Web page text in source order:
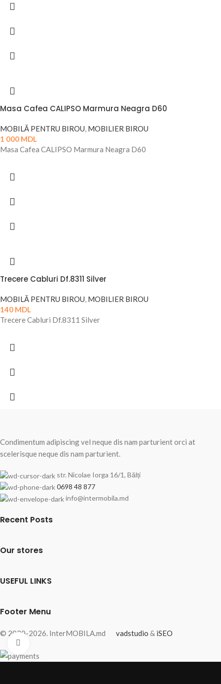
Masa Cafea CALIPSO Marmura Neagra D60
MOBILĂ PENTRU BIROU, MOBILIER BIROU
1 000 MDL
Masa Cafea CALIPSO Marmura Neagra D60
Trecere Cabluri Df.8311 Silver
MOBILĂ PENTRU BIROU, MOBILIER BIROU
140 MDL
Trecere Cabluri Df.8311 Silver
Condimentum adipiscing vel neque dis nam parturient orci at
scelerisque neque dis nam parturient.
str. Nicolae Iorga 16/1, Bălți
0698 48 877
info@intermobila.md
Recent Posts
Our stores
USEFUL LINKS
Footer Menu
© 2020-2026. InterMOBILA.md vadstudio & iSEO